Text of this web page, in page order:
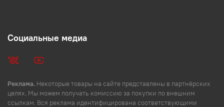
Социальные медиа
Реклама. Некоторые товары на сайте представлены в партнёрских
целях. Мы можем получать комиссию за покупки по внешним
ссылкам. Вся реклама идентифицирована соответствующими